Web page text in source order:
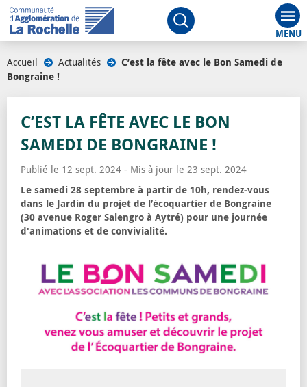
Ouvrir le moteur de
Accueil Actualités
C’est la fête avec le Bon Samedi de
Bongraine !
C’EST LA FÊTE AVEC LE BON
SAMEDI DE BONGRAINE !
Publié le 12 sept. 2024 - Mis à jour le 23 sept. 2024
Le samedi 28 septembre à partir de 10h, rendez-vous
dans le Jardin du projet de l’écoquartier de Bongraine
(30 avenue Roger Salengro à Aytré) pour une journée
d'animations et de convivialité.